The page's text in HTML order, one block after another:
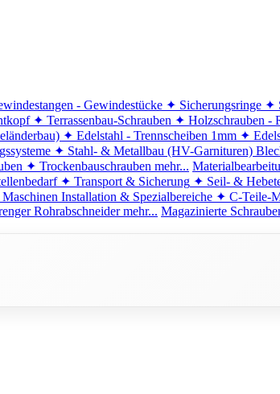
- Gewindestücke ✦ Sicherungsringe ✦
✦ Terrassenbau-Schrauben ✦ Holzschrauben -
✦ Edelstahl - Trennscheiben 1mm ✦
✦ Stahl- & Metallbau (HV-Garnituren)
✦ Trockenbauschrauben mehr...
✦ Transport & Sicherung ✦ Seil- &
Installation & Spezialbereiche ✦ C-Teile-
Rohrabschneider mehr... Magazinierte